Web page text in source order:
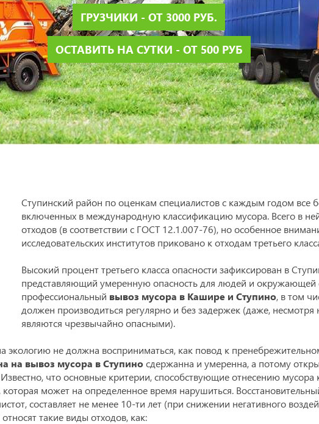
ГРУЗЧИКИ - ОТ 3000 РУБ.
ОСТАВИТЬ НА СУТКИ - ОТ 500 РУБ
Ступинский район по оценкам специалистов с каждым годом все
включенных в международную классификацию мусора. Всего в ней
отходов (в соответствии с ГОСТ 12.1.007-76), но особенное
исследовательских институтов приковано к отходам третьего
Высокий процент третьего класса опасности зафиксирован в
представляющий умеренную опасность для людей и окружающей
профессиональный вывоз мусора в Кашире и Ступино, в том
должен производиться регулярно и без задержек (даже, несмотря
являются чрезвычайно опасными).
экологию не должна восприниматься, как повод к
на вывоз мусора в Ступиносдержанна и умеренна, а потому
что основные критерии, способствующие отнесению мусора
которая может на определенное время нарушиться.
составляет не менее 10-ти лет (при снижении негативного
такие виды отходов, как: